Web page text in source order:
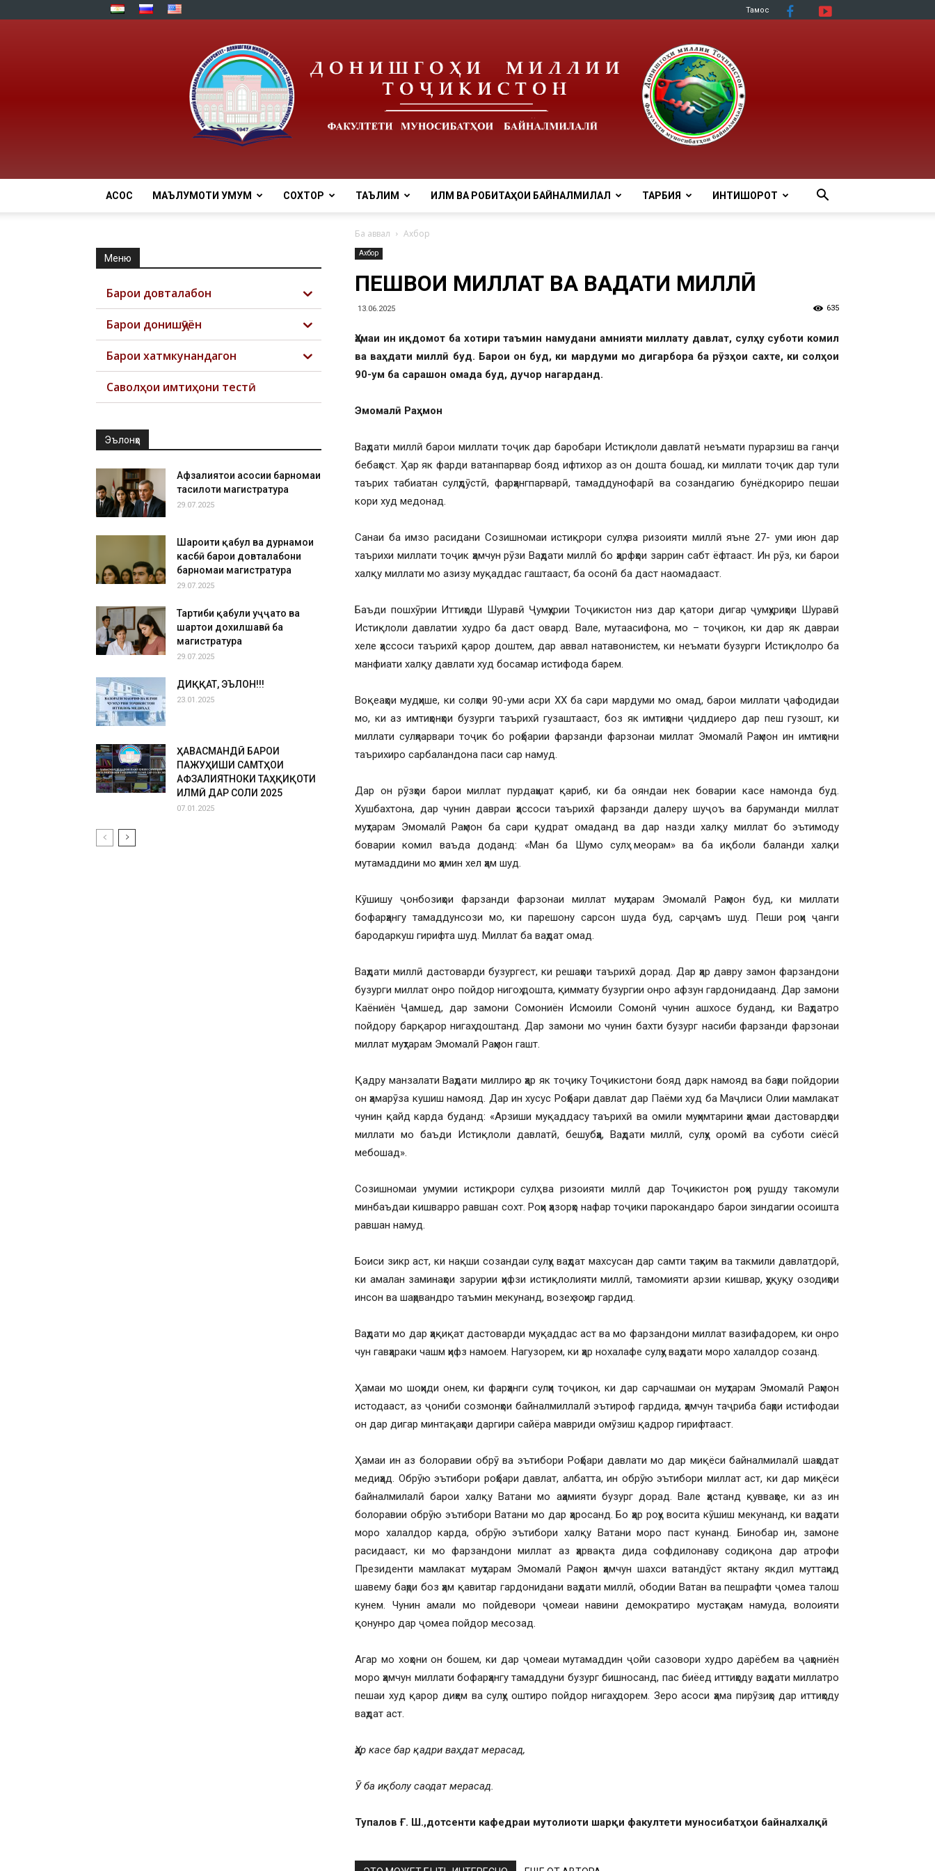
Тамос
АСОСӢ МАЪЛУМОТИ УМУМӢ СОХТОР ТАЪЛИМ ИЛМ ВА РОБИТАҲОИ БАЙНАЛМИЛАЛӢ ТАРБИЯ ИНТИШОРОТ
Ба аввал Ахбор
Ахбор
ПЕШВОИ МИЛЛАТ ВА ВАҲДАТИ МИЛЛӢ
13.06.2025 635
Ҳамаи ин иқдомот ба хотири таъмин намудани амнияти миллату давлат, сулҳу суботи комил
ва ваҳдати миллӣ буд. Барои он буд, ки мардуми мо дигарбора ба рӯзҳои сахте, ки солҳои
90-ум ба сарашон омада буд, дучор нагарданд.
Эмомалӣ Раҳмон
Ваҳдати миллӣ барои миллати тоҷик дар баробари Истиқлоли давлатӣ неъмати пурарзиш ва ганҷи
бебаҳост. Ҳар як фарди ватанпарвар бояд ифтихор аз он дошта бошад, ки миллати тоҷик дар тули
таърих табиатан сулҳдӯстӣ, фарҳангпарварӣ, тамаддунофарӣ ва созандагию бунёдкориро пешаи
кори худ медонад.
Санаи ба имзо расидани Созишномаи истиқрори сулҳ ва ризоияти миллӣ яъне 27- уми июн дар
таърихи миллати тоҷик ҳамчун рӯзи Ваҳдати миллӣ бо ҳарфҳои заррин сабт ёфтааст. Ин рӯз, ки барои
халқу миллати мо азизу муқаддас гаштааст, ба осонӣ ба даст наомадааст.
Баъди пошхӯрии Иттиҳоди Шуравӣ Ҷумҳурии Тоҷикистон низ дар қатори дигар ҷумҳуриҳои Шуравӣ
Истиқлоли давлатии худро ба даст овард. Вале, мутаасифона, мо – тоҷикон, ки дар як давраи
хеле ҳассоси таърихӣ қарор доштем, дар аввал натавонистем, ки неъмати бузурги Истиқлолро ба
манфиати халқу давлати худ босамар истифода барем.
Воқеаҳои мудҳише, ки солҳои 90-уми асри XX ба сари мардуми мо омад, барои миллати ҷафодидаи
мо, ки аз имтиҳонҳои бузурги таърихӣ гузаштааст, боз як имтиҳони ҷиддиеро дар пеш гузошт, ки
миллати сулҳпарвари тоҷик бо роҳбарии фарзанди фарзонаи миллат Эмомалӣ Раҳмон ин имтиҳони
таърихиро сарбаландона паси сар намуд.
Дар он рӯзҳои барои миллат пурдаҳшат қариб, ки ба ояндаи нек боварии касе намонда буд.
Хушбахтона, дар чунин давраи ҳассоси таърихӣ фарзанди далеру шуҷоъ ва баруманди миллат
муҳтарам Эмомалӣ Раҳмон ба сари қудрат омаданд ва дар назди халқу миллат бо эътимоду
боварии комил ваъда доданд: «Ман ба Шумо сулҳ меорам» ва ба иқболи баланди халқи
мутамаддини мо ҳамин хел ҳам шуд.
Кӯшишу ҷонбозиҳои фарзанди фарзонаи миллат муҳтарам Эмомалӣ Раҳмон буд, ки миллати
бофарҳангу тамаддунсози мо, ки парешону сарсон шуда буд, сарҷамъ шуд. Пеши роҳи ҷанги
бародаркуш гирифта шуд. Миллат ба ваҳдат омад.
Ваҳдати миллӣ дастоварди бузургест, ки решаҳои таърихӣ дорад. Дар ҳар давру замон фарзандони
бузурги миллат онро пойдор нигоҳ дошта, қиммату бузургии онро афзун гардонидаанд. Дар замони
Каёниён Ҷамшед, дар замони Сомониён Исмоили Сомонӣ чунин ашхосе буданд, ки Ваҳдатро
пойдору барқарор нигаҳ доштанд. Дар замони мо чунин бахти бузург насиби фарзанди фарзонаи
миллат муҳтарам Эмомалӣ Раҳмон гашт.
Қадру манзалати Ваҳдати миллиро ҳар як тоҷику Тоҷикистони бояд дарк намояд ва баҳри пойдории
он ҳамарӯза кушиш намояд. Дар ин хусус Роҳбари давлат дар Паёми худ ба Маҷлиси Олии мамлакат
чунин қайд карда буданд: «Арзиши муқаддасу таърихӣ ва омили муҳимтарини ҳамаи дастовардҳои
миллати мо баъди Истиқлоли давлатӣ, бешубҳа, Ваҳдати миллӣ, сулҳу оромӣ ва суботи сиёсӣ
мебошад».
Созишномаи умумии истиқрори сулҳ ва ризоияти миллӣ дар Тоҷикистон роҳи рушду такомули
минбаъдаи кишварро равшан сохт. Роҳи ҳазорҳо нафар тоҷики парокандаро барои зиндагии осоишта
равшан намуд.
Боиси зикр аст, ки нақши созандаи сулҳу ваҳдат махсусан дар самти таҳким ва такмили давлатдорӣ,
ки амалан заминаҳои зарурии ҳифзи истиқлолияти миллӣ, тамомияти арзии кишвар, ҳуқуқу озодиҳои
инсон ва шаҳрвандро таъмин мекунанд, возеҳ зоҳир гардид.
Ваҳдати мо дар ҳақиқат дастоварди муқаддас аст ва мо фарзандони миллат вазифадорем, ки онро
чун гавҳараки чашм ҳифз намоем. Нагузорем, ки ҳар нохалафе сулҳу ваҳдати моро халалдор созанд.
Ҳамаи мо шоҳиди онем, ки фарҳанги сулҳи тоҷикон, ки дар сарчашмаи он муҳтарам Эмомалӣ Раҳмон
истодааст, аз ҷониби созмонҳои байналмиллалӣ эътироф гардида, ҳамчун таҷриба баҳри истифодаи
он дар дигар минтақаҳои даргири сайёра мавриди омӯзиш қадрор гирифтааст.
Ҳамаи ин аз болоравии обрӯ ва эътибори Роҳбари давлати мо дар миқёси байналмилалӣ шаҳодат
медиҳад. Обрӯю эътибори роҳбари давлат, албатта, ин обрӯю эътибори миллат аст, ки дар миқёси
байналмилалӣ барои халқу Ватани мо аҳамияти бузург дорад. Вале ҳастанд қувваҳое, ки аз ин
болоравии обрӯю эътибори Ватани мо дар ҳаросанд. Бо ҳар роҳу восита кӯшиш мекунанд, ки ваҳдати
моро халалдор карда, обрӯю эътибори халқу Ватани моро паст кунанд. Бинобар ин, замоне
расидааст, ки мо фарзандони миллат аз ҳарвақта дида софдилонаву содиқона дар атрофи
Президенти мамлакат муҳтарам Эмомалӣ Раҳмон ҳамчун шахси ватандӯст яктану якдил муттаҳид
шавему баҳри боз ҳам қавитар гардонидани ваҳдати миллӣ, ободии Ватан ва пешрафти ҷомеа талош
кунем. Чунин амали мо пойдевори ҷомеаи навини демократиро мустаҳкам намуда, волоияти
қонунро дар ҷомеа пойдор месозад.
Агар мо хоҳони он бошем, ки дар ҷомеаи мутамаддин ҷойи сазовори худро дарёбем ва ҷаҳониён
моро ҳамчун миллати бофарҳангу тамаддуни бузург бишносанд, пас биёед иттиҳоду ваҳдати миллатро
пешаи худ қарор диҳем ва сулҳу оштиро пойдор нигаҳ дорем. Зеро асоси ҳама пирӯзиҳо дар иттиҳоду
ваҳдат аст.
Ҳар касе бар қадри ваҳдат мерасад,
Ӯ ба иқболу саодат мерасад.
Тупалов Ғ. Ш.,дотсенти кафедраи мутолиоти шарқи факултети муносибатҳои байналхалқӣ
Меню
Барои довталабон
Барои донишҷӯён
Барои хатмкунандагон
Саволҳои имтиҳони тестӣ
Эълонҳо
Афзалиятҳои асосии барномаи
таҳсилоти магистратура
29.07.2025
Шароити қабул ва дурнамои
касбӣ барои довталабони
барномаи магистратура
29.07.2025
Тартиби қабули ҳуҷҷатҳо ва
шартҳои дохилшавӣ ба
магистратура
29.07.2025
ДИҚҚАТ, ЭЪЛОН!!!
23.01.2025
ҲАВАСМАНДӢ БАРОИ
ПАЖУҲИШИ САМТҲОИ
АФЗАЛИЯТНОКИ ТАҲҚИҚОТИ
ИЛМӢ ДАР СОЛИ 2025
07.01.2025